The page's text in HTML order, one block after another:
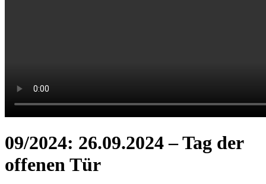
09/2024: 26.09.2024 – Tag der
offenen Tür